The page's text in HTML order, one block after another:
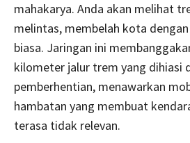
mahakarya. Anda akan melihat
melintas, membelah kota
biasa. Jaringan ini
kilometer jalur trem yang dihiasi
pemberhentian, menawarkan
hambatan yang membuat
terasa tidak relevan.